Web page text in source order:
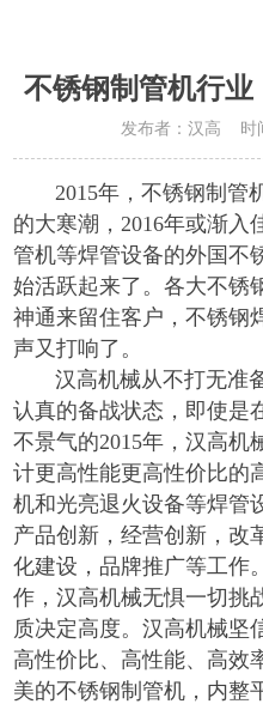
不锈钢制管机行业
发布者：汉高 时
2015年，不锈钢制管
的大寒潮，2016年或渐入
管机等焊管设备的外国不
始活跃起来了。各大不锈
神通来留住客户，不锈钢
声又打响了。
汉高机械从不打无准备
认真的备战状态，即使是
不景气的2015年，汉高机
计更高性能更高性价比的
机和光亮退火设备等焊管
产品创新，经营创新，改
化建设，品牌推广等工作
作，汉高机械无惧一切挑
质决定高度。汉高机械坚
高性价比、高性能、高效
美的不锈钢制管机，内整